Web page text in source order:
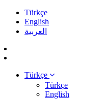
Türkçe
English
العربية
Türkçe
Türkçe
English